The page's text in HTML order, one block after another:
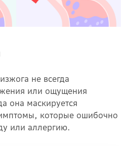
не всегда
или ощущения
она маскируется
которые ошибочно
или аллергию.